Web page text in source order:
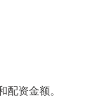
资金额。